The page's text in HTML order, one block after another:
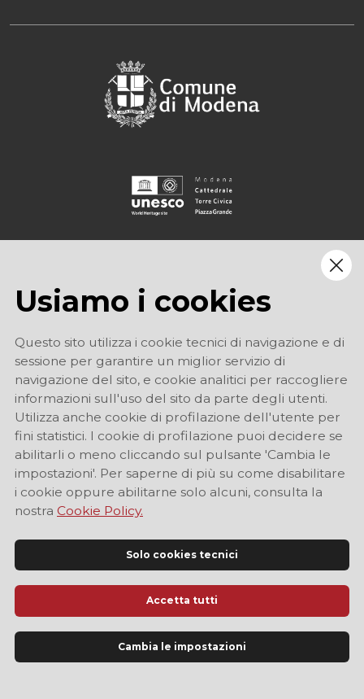
Sito Ufficiale di Informazione Turistica di Modena
Usiamo i cookies
Questo sito utilizza i cookie tecnici di navigazione e di
sessione per garantire un miglior servizio di
navigazione del sito, e cookie analitici per raccogliere
informazioni sull'uso del sito da parte degli utenti.
Utilizza anche cookie di profilazione dell'utente per
fini statistici. I cookie di profilazione puoi decidere se
abilitarli o meno cliccando sul pulsante 'Cambia le
impostazioni'. Per saperne di più su come disabilitare
i cookie oppure abilitarne solo alcuni, consulta la
nostra Cookie Policy.
Solo cookies tecnici
Accetta tutti
Cambia le impostazioni